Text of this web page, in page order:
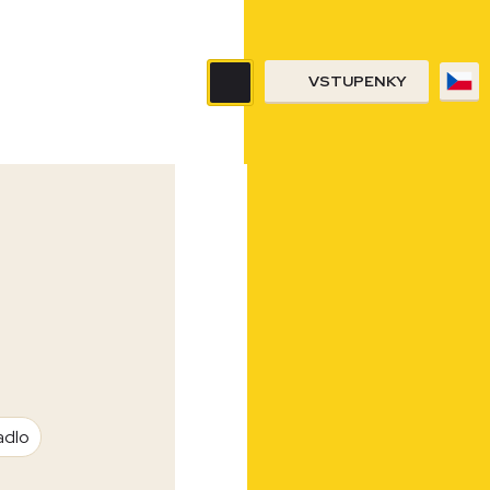
VSTUPENKY